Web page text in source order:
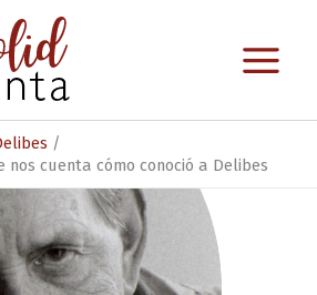
nos cuenta cómo conoció a Delibes